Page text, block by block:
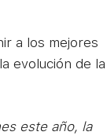
a los mejores
evolución de la
este año, la